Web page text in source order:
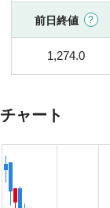
前日終値
1,274.0
チャート